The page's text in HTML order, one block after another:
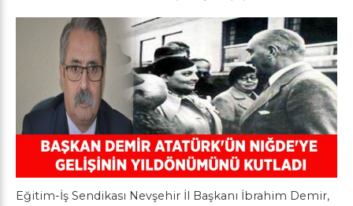
Eğitim-İş Sendikası Nevşehir İl Başkanı İbrahim Demir,